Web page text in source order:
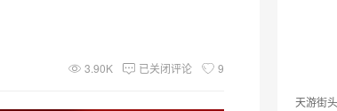
3.90K 已关闭评论 9
天游街